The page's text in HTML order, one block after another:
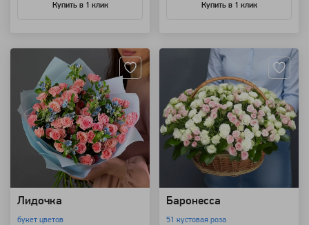
Купить в 1 клик Купить в 1 клик
Лидочка
букет цветов
Баронесса
51 кустовая роза